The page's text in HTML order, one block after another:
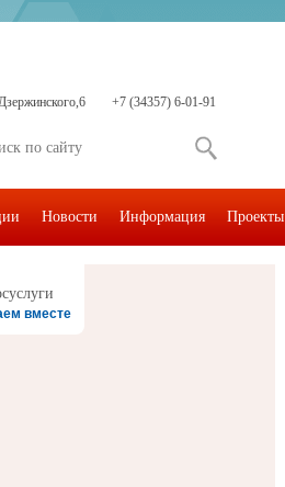
вместе
+7 (34357) 6-01-91
Новости Информация Проекты